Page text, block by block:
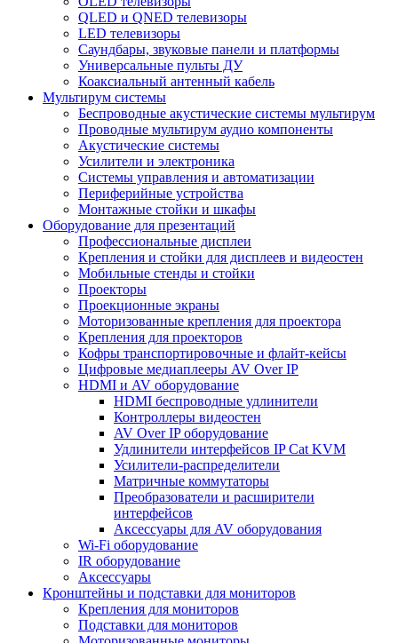
QLED и QNED телевизоры
LED телевизоры
Саундбары, звуковые панели и платформы
Универсальные пульты ДУ
Коаксиальный антенный кабель
Мультирум системы
Беспроводные акустические системы мультирум
Проводные мультирум аудио компоненты
Акустические системы
Усилители и электроника
Системы управления и автоматизации
Периферийные устройства
Монтажные стойки и шкафы
Оборудование для презентаций
Профессиональные дисплеи
Крепления и стойки для дисплеев и видеостен
Мобильные стенды и стойки
Проекторы
Проекционные экраны
Моторизованные крепления для проектора
Крепления для проекторов
Кофры транспортировочные и флайт-кейсы
Цифровые медиаплееры AV Over IP
HDMI и AV оборудование
HDMI беспроводные удлинители
Контроллеры видеостен
AV Over IP оборудование
Удлинители интерфейсов IP Cat KVM
Усилители-распределители
Матричные коммутаторы
Преобразователи и расширители
интерфейсов
Аксессуары для AV оборудования
Wi-Fi оборудование
IR оборудование
Аксессуары
Кронштейны и подставки для мониторов
Крепления для мониторов
Подставки для мониторов